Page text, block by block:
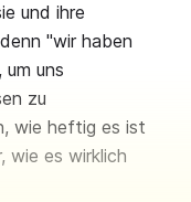
und ihre
"wir haben
uns
zu
wie heftig es ist
wie es wirklich